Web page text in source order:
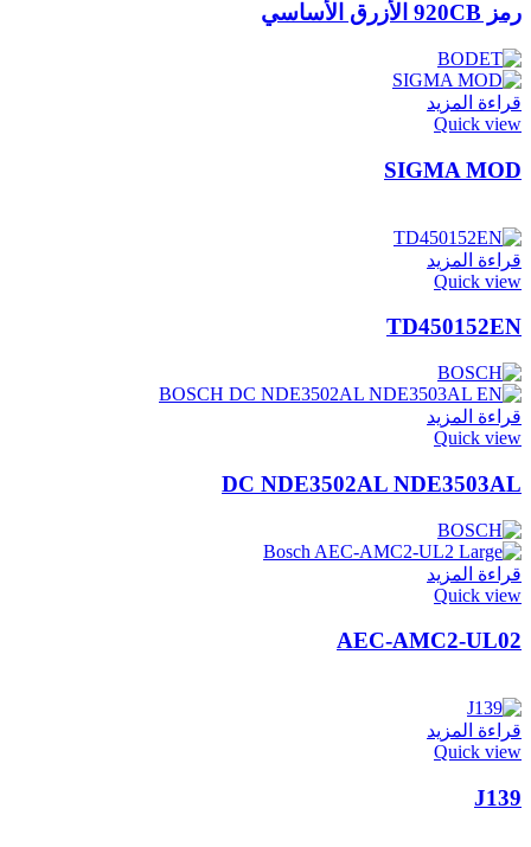
رمز 920CB الأزرق الأساسي
قراءة المزيد
Quick view
SIGMA MOD
قراءة المزيد
Quick view
TD450152EN
قراءة المزيد
Quick view
DC NDE3502AL NDE3503AL
قراءة المزيد
Quick view
AEC-AMC2-UL02
قراءة المزيد
Quick view
J139